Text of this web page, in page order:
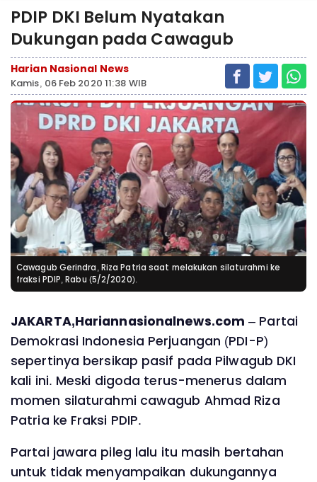
PDIP DKI Belum Nyatakan
Dukungan pada Cawagub
Harian Nasional News
Kamis, 06 Feb 2020 11:38 WIB
Cawagub Gerindra, Riza Patria saat melakukan silaturahmi ke
fraksi PDIP, Rabu (5/2/2020).
JAKARTA,Hariannasionalnews.com – Partai
Demokrasi Indonesia Perjuangan (PDI-P)
sepertinya bersikap pasif pada Pilwagub DKI
kali ini. Meski digoda terus-menerus dalam
momen silaturahmi cawagub Ahmad Riza
Patria ke Fraksi PDIP.
Partai jawara pileg lalu itu masih bertahan
untuk tidak menyampaikan dukungannya